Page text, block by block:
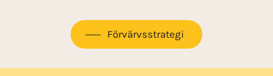
Förvärvsstrategi